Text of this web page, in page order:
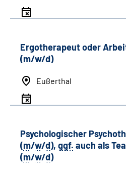
Ergotherapeut oder
(m/w/d)
Eußerthal
Psychologischer
(m/w/d), ggf. auch als
(m/w/d)